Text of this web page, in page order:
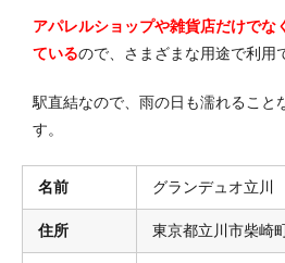
アパレルショップや雑貨店だけでな
ているので、さまざまな用途で利用
駅直結なので、雨の日も濡れること
す。
名前 グランデュオ立川
住所 東京都立川市柴崎